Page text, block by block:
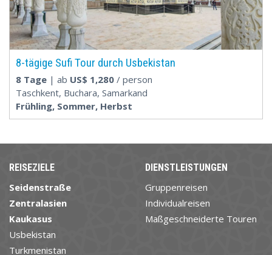
8-tägige Sufi Tour durch Usbekistan
8 Tage | ab US$ 1,280 / person
Taschkent, Buchara, Samarkand
Frühling, Sommer, Herbst
REISEZIELE
Seidenstraße
Zentralasien
Kaukasus
Usbekistan
Turkmenistan
DIENSTLEISTUNGEN
Gruppenreisen
Individualreisen
Maßgeschneiderte Touren